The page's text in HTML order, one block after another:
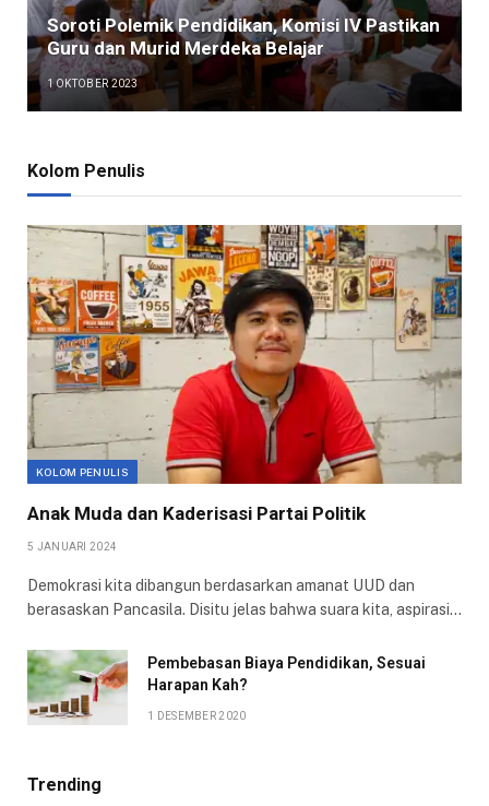
Soroti Polemik Pendidikan, Komisi IV Pastikan
Guru dan Murid Merdeka Belajar
1 OKTOBER 2023
Kolom Penulis
KOLOM PENULIS
Anak Muda dan Kaderisasi Partai Politik
5 JANUARI 2024
Demokrasi kita dibangun berdasarkan amanat UUD dan
berasaskan Pancasila. Disitu jelas bahwa suara kita, aspirasi…
Pembebasan Biaya Pendidikan, Sesuai
Harapan Kah?
1 DESEMBER 2020
Trending